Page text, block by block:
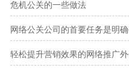
危机公关的一些做法
网络公关公司的首要任务是明
轻松提升营销效果的网络推广外